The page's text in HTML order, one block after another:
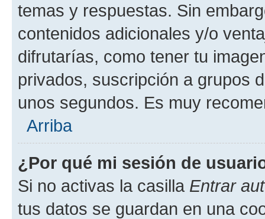
temas y respuestas. Sin
contenidos adicionales y/o
difrutarías, como tener tu
privados, suscripción a grupos
unos segundos. Es muy
Arriba
¿Por qué mi sesión de
Si no activas la casilla Entrar
tus datos se guardan en una